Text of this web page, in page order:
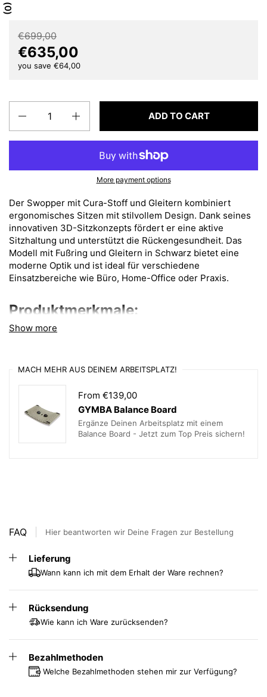
€635,00
€699,00
you save €64,00
ADD TO CART
More payment options
Show more
Der Swopper mit Cura-Stoff und Gleitern kombiniert
ergonomisches Sitzen mit stilvollem Design. Dank seines
innovativen 3D-Sitzkonzepts fördert er eine aktive
Sitzhaltung und unterstützt die Rückengesundheit. Das
Modell mit Fußring und Gleitern in Schwarz bietet eine
moderne Optik und ist ideal für verschiedene
Einsatzbereiche wie Büro, Home-Office oder Praxis.
Produktmerkmale:
Fußring:
Feder: Schwarz, in verschiedenen Härtegraden
verfügbar
Sitzbezug:Hochwertiger Cura-Stoff, in
verschiedenen Farben erhältlich
Lieferzeit:Ca. 2 - 3 Wochen
enthalten
auswählbar
Federhöhen:
Für 35-50 kg, Sitzhöhe bis 56 cm
High:Für 50-120 kg, Sitzhöhe bis 69 cm
MACH MEHR AUS DEINEM ARBEITSPLATZ!
From €139,00
GYMBA Balance Board
Ergänze Deinen Arbeitsplatz mit einem
Balance Board - Jetzt zum Top Preis sichern!
FAQ Hier beantworten wir Deine Fragen zur Bestellung
Lieferung
Wann kann ich mit dem Erhalt der Ware rechnen?
Rücksendung
Wie kann ich Ware zurücksenden?
Bezahlmethoden
Welche Bezahlmethoden stehen mir zur Verfügung?
0